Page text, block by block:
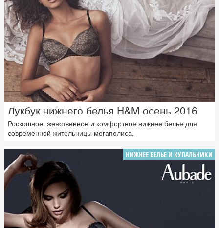
Лукбук нижнего белья H&M осень 2016
Роскошное, женственное и комфортное нижнее белье для
современной жительницы мегаполиса.
НИЖНЕЕ БЕЛЬЕ И КУПАЛЬНИКИ